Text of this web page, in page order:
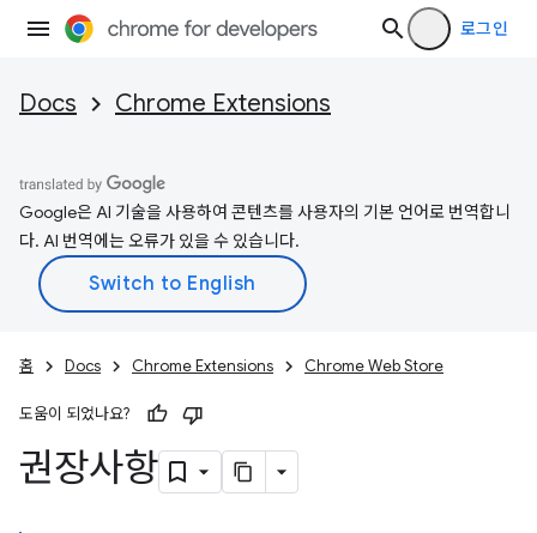
로그인
Docs Chrome Extensions
Google은 AI 기술을 사용하여 콘텐츠를 사용자의 기본 언어로 번역합니
다. AI 번역에는 오류가 있을 수 있습니다.
홈 Docs Chrome Extensions Chrome Web Store
도움이 되었나요?
권장사항